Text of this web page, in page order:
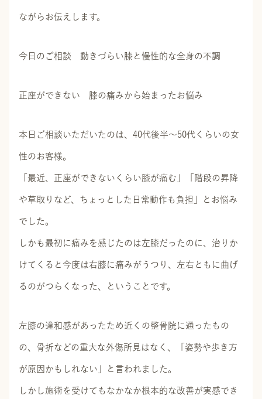
ながらお伝えします。
今日のご相談 動きづらい膝と慢性的な全身の不調
正座ができない 膝の痛みから始まったお悩み
本日ご相談いただいたのは、40代後半～50代くらいの女
性のお客様。
「最近、正座ができないくらい膝が痛む」「階段の昇降
や草取りなど、ちょっとした日常動作も負担」とお悩み
でした。
しかも最初に痛みを感じたのは左膝だったのに、治りか
けてくると今度は右膝に痛みがうつり、左右ともに曲げ
るのがつらくなった、ということです。
左膝の違和感があったため近くの整骨院に通ったもの
の、骨折などの重大な外傷所見はなく、「姿勢や歩き方
が原因かもしれない」と言われました。
しかし施術を受けてもなかなか根本的な改善が実感でき